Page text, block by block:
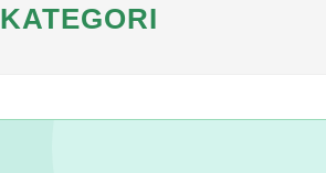
KATEGORI